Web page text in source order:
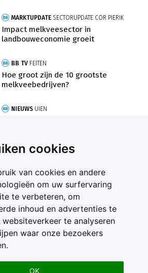
cookies
van cookies en andere
om uw surfervaring
te verbeteren, om
inhoud en advertenties te
te analyseren
waar onze bezoekers
OK
MARKTUPDATE SECTORUPDATE COR PIERIK
Impact melkveesector in
landbouweconomie groeit
BB TV FEITEN
Hoe groot zijn de 10 grootste
melkveebedrijven?
NIEUWS UIEN